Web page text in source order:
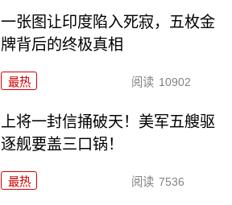
一张图让印度陷入死寂，五枚金
牌背后的终极真相
最热 阅读 10902
上将一封信捅破天！美军五艘驱
逐舰要盖三口锅！
最热 阅读 7536